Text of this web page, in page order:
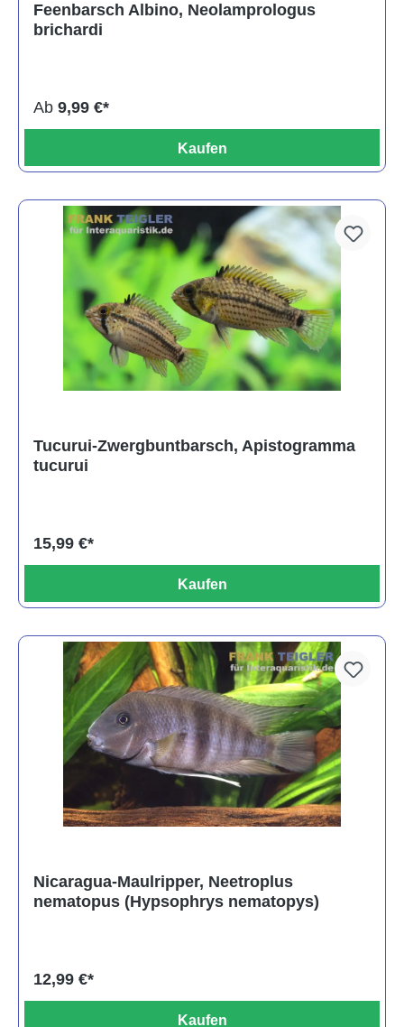
Feenbarsch Albino, Neolamprologus
brichardi
Ab 9,99 €*
Kaufen
Tucurui-Zwergbuntbarsch, Apistogramma
tucurui
15,99 €*
Kaufen
Nicaragua-Maulripper, Neetroplus
nematopus (Hypsophrys nematopys)
12,99 €*
Kaufen